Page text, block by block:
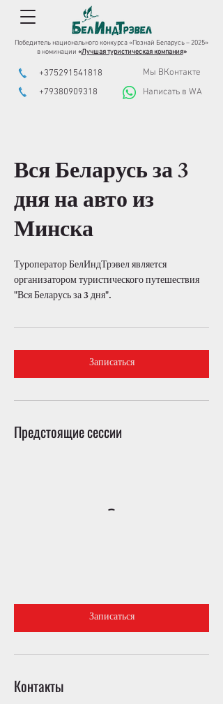
Победитель национального конкурса «Познай Беларусь – 2025»
в номинации «Лучшая туристическая компания»
+375291541818
Мы ВКонтакте
+79380909318
Написать в WA
Вся Беларусь за 3
дня на авто из
Минска
Туроператор БелИндТрэвел является
организатором туристического путешествия
"Вся Беларусь за 3 дня".
Записаться
Предстоящие сессии
Записаться
Контакты